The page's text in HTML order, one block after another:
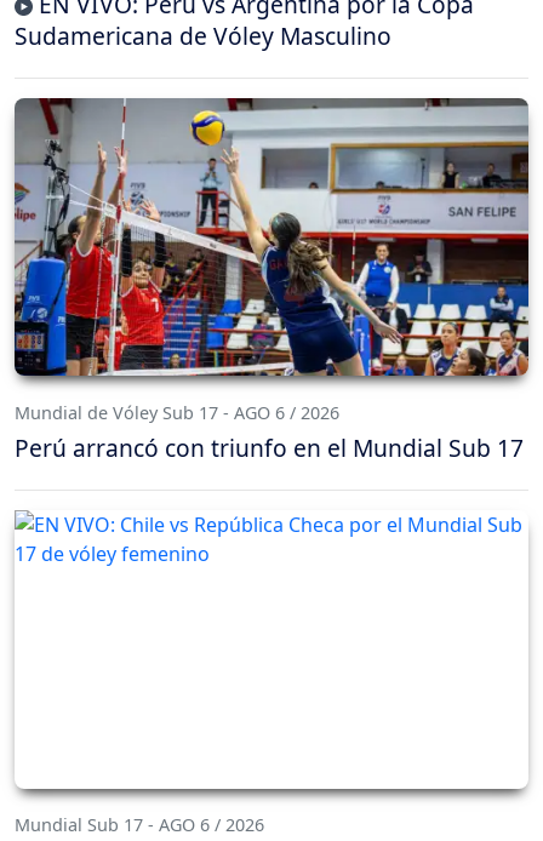
Sudamericana de Vóley Masculino
Mundial de Vóley Sub 17 - AGO 6 / 2026
Perú arrancó con triunfo en el Mundial Sub 17
Mundial Sub 17 - AGO 6 / 2026